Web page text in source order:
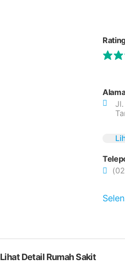
Lihat Detail Rumah Sakit